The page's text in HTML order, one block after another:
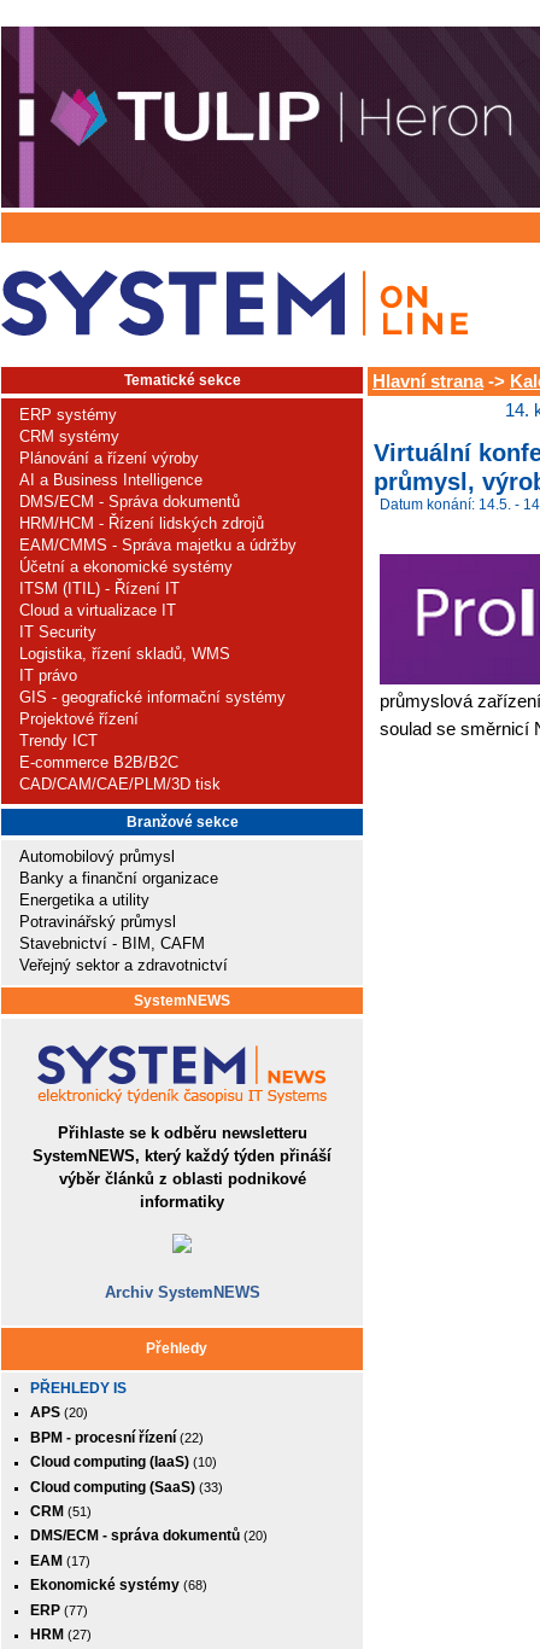
Tematické sekce
ERP systémy
CRM systémy
Plánování a řízení výroby
AI a Business Intelligence
DMS/ECM - Správa dokumentů
HRM/HCM - Řízení lidských zdrojů
EAM/CMMS - Správa majetku a údržby
Účetní a ekonomické systémy
ITSM (ITIL) - Řízení IT
Cloud a virtualizace IT
IT Security
Logistika, řízení skladů, WMS
IT právo
GIS - geografické informační systémy
Projektové řízení
Trendy ICT
E-commerce B2B/B2C
CAD/CAM/CAE/PLM/3D tisk
Branžové sekce
Automobilový průmysl
Banky a finanční organizace
Energetika a utility
Potravinářský průmysl
Stavebnictví - BIM, CAFM
Veřejný sektor a zdravotnictví
SystemNEWS
Přihlaste se k odběru newsletteru
SystemNEWS, který každý týden přináší
výběr článků z oblasti podnikové
informatiky
Archiv SystemNEWS
Přehledy
PŘEHLEDY IS
APS (20)
BPM - procesní řízení (22)
Cloud computing (IaaS) (10)
Cloud computing (SaaS) (33)
CRM (51)
DMS/ECM - správa dokumentů (20)
EAM (17)
Ekonomické systémy (68)
ERP (77)
HRM (27)
Hlavní strana->
14.
Virtuální
průmysl,
Datum konání: 14.5. -
průmyslová
soulad se směrnicí